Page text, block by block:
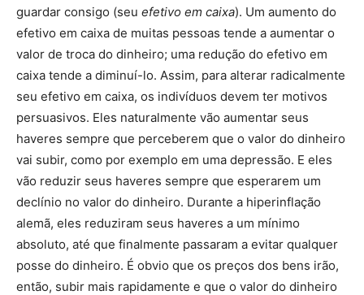
guardar consigo (seu efetivo em caixa). Um aumento do
efetivo em caixa de muitas pessoas tende a aumentar o
valor de troca do dinheiro; uma redução do efetivo em
caixa tende a diminuí-lo. Assim, para alterar radicalmente
seu efetivo em caixa, os indivíduos devem ter motivos
persuasivos. Eles naturalmente vão aumentar seus
haveres sempre que perceberem que o valor do dinheiro
vai subir, como por exemplo em uma depressão. E eles
vão reduzir seus haveres sempre que esperarem um
declínio no valor do dinheiro. Durante a hiperinflação
alemã, eles reduziram seus haveres a um mínimo
absoluto, até que finalmente passaram a evitar qualquer
posse do dinheiro. É obvio que os preços dos bens irão,
então, subir mais rapidamente e que o valor do dinheiro